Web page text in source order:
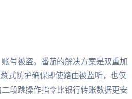
号被盗。番茄的解决方案是双重加
式防护确保即使路由被监听，也仅
段跳操作指令比银行转账数据更安